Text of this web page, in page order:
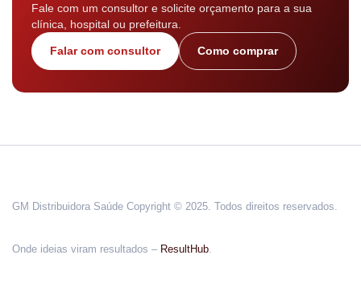
Fale com um consultor e solicite orçamento para a sua
clínica, hospital ou prefeitura.
Falar com consultor Como comprar
GM Distribuidora Saúde Copyright © 2025. Todos direitos reservados.
Onde ideias viram resultados – ResultHub.